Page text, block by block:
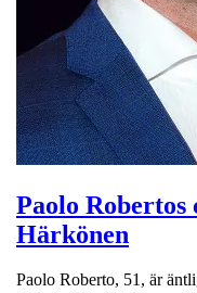
Paolo
Härkönen
Paolo Roberto, 51, är